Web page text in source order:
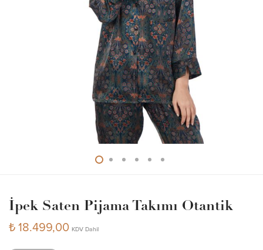
İpek Saten Pijama Takımı Otantik
₺ 18.499,00 KDV Dahil